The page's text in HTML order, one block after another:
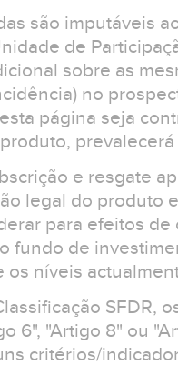
são imputáveis
de
sobre as
no
página seja
e resgate
legal do produto
para efeitos
fundo de
os níveis
SFDR,
6", "Artigo 8" ou
critérios/